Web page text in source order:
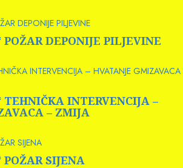
DEPONIJE PILJEVINE
DEPONIJE PILJEVINE
INTERVENCIJA – HVATANJE GMIZAVACA
TEHNIČKA INTERVENCIJA –
– ZMIJA
SIJENA
POŽAR SIJENA